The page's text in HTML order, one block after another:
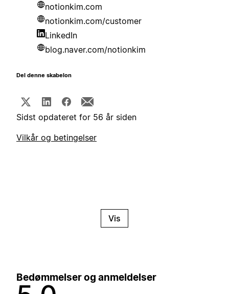
notionkim.com
notionkim.com/customer
LinkedIn
blog.naver.com/notionkim
Del denne skabelon
Sidst opdateret for 56 år siden
Vilkår og betingelser
Vis
Bedømmelser og anmeldelser